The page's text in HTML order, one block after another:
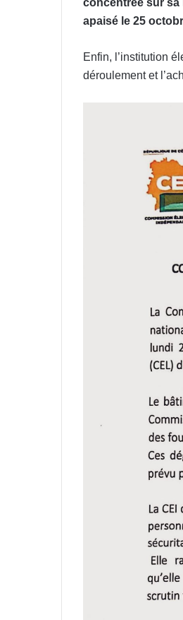
concentrée sur sa
apaisé le 25
Enfin, l’institution
déroulement et